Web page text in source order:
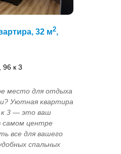
32 м2,
96 к 3
место для отдыха
Уютная квартира
3 — это ваш
самом центре
все для вашего
спальных